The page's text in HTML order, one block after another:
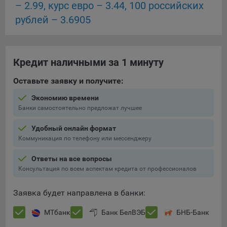
Подобные функции улучшают условия работы
пользователей с сайтом.
выборе пользователя на сайте и его предпочтениях и
позволяют Обществу «запомнить» информацию о
выбранном пользователем городе и других местных
настраивать сайт.
Яндекс.Метрика, Google Analytics. Данные файлы cookie
собирают информацию о том, как пользователь
улучшения.
сайта Общества посещаются чаще всего, помогают
сайта, а также позволяют оценить эффективность
– 2.99, курс евро – 3.44, 100 российских
рублей – 3.6905
Кредит наличными за 1 минуту
Оставьте заявку и получите:
Экономию времени
Банки самостоятельно предложат лучшее
Удобный онлайн формат
Коммуникация по телефону или мессенджеру
Ответы на все вопросы
Консультация по всем аспектам кредита от профессионалов
Заявка будет направлена в банки:
МТбанк Банк БелВЭБ БНБ-Банк